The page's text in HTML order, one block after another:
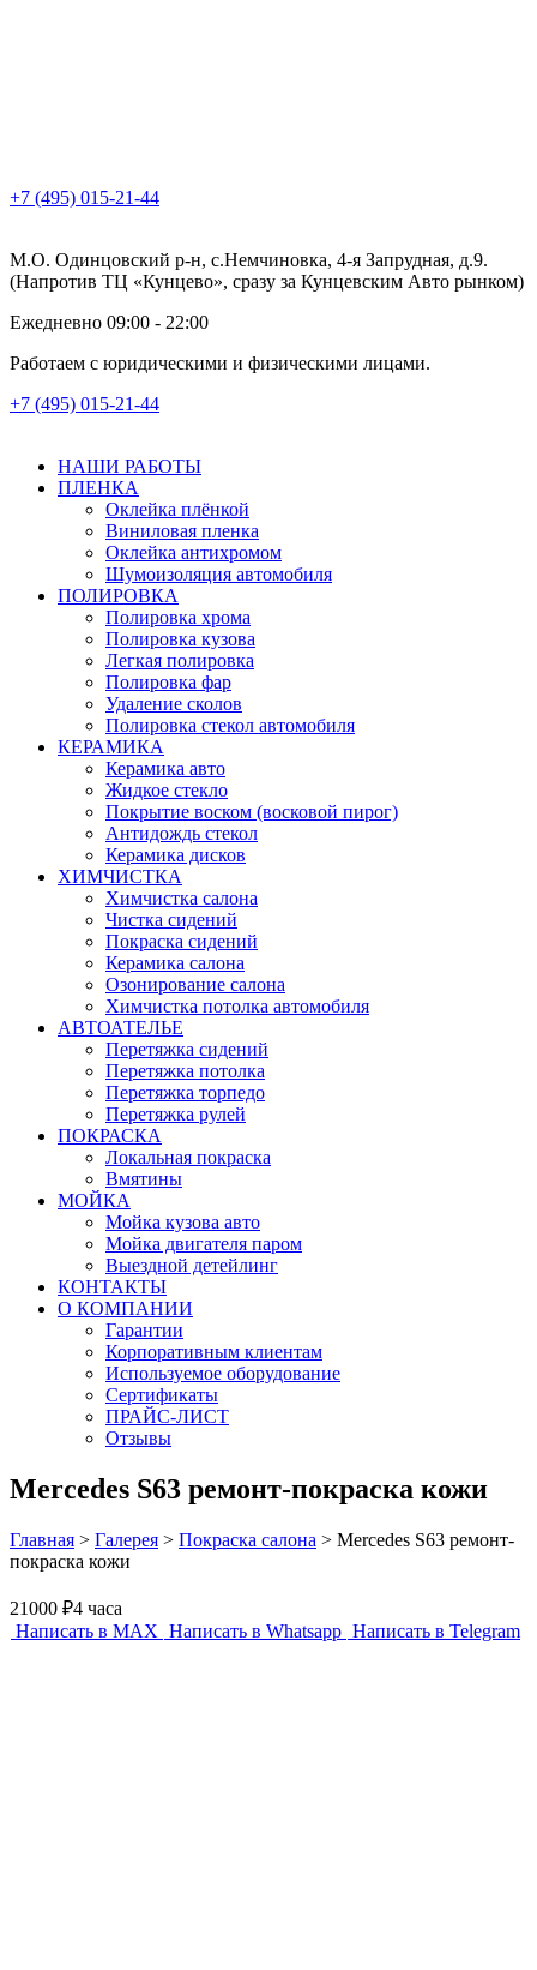
+7 (495) 015-21-44
М.О. Одинцовский р-н, с.Немчиновка, 4-я Запрудная, д.9.
(Напротив ТЦ «Кунцево», сразу за Кунцевским Авто рынком)
Ежедневно 09:00 - 22:00
Работаем с юридическими и физическими лицами.
+7 (495) 015-21-44
НАШИ РАБОТЫ
ПЛЕНКА
Оклейка плёнкой
Виниловая пленка
Оклейка антихромом
Шумоизоляция автомобиля
ПОЛИРОВКА
Полировка хрома
Полировка кузова
Легкая полировка
Полировка фар
Удаление сколов
Полировка стекол автомобиля
КЕРАМИКА
Керамика авто
Жидкое стекло
Покрытие воском (восковой пирог)
Антидождь стекол
Керамика дисков
ХИМЧИСТКА
Химчистка салона
Чистка сидений
Покраска сидений
Керамика салона
Озонирование салона
Химчистка потолка автомобиля
АВТОАТЕЛЬЕ
Перетяжка сидений
Перетяжка потолка
Перетяжка торпедо
Перетяжка рулей
ПОКРАСКА
Локальная покраска
Вмятины
МОЙКА
Мойка кузова авто
Мойка двигателя паром
Выездной детейлинг
КОНТАКТЫ
О КОМПАНИИ
Гарантии
Корпоративным клиентам
Используемое оборудование
Сертификаты
ПРАЙС-ЛИСТ
Отзывы
Mercedes S63 ремонт-покраска кожи
Главная > Галерея > Покраска салона > Mercedes S63 ремонт-
покраска кожи
21000 ₽4 часа
Написать в MAX Написать в Whatsapp Написать в Telegram